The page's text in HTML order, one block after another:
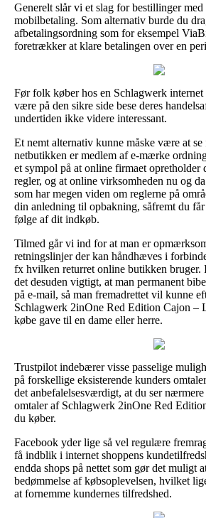
Generelt slår vi et slag for bestillinger
mobilbetaling. Som alternativ burde du
afbetalingsordning som for eksempel
foretrækker at klare betalingen over en
Før folk køber hos en Schlagwerk
være på den sikre side bese deres
undertiden ikke videre interessant.
Et nemt alternativ kunne måske være at
netbutikken er medlem af e-mærke
et sympol på at online firmaet opretholder
regler, og at online virksomheden nu og
som har megen viden om reglerne på
din anledning til opbakning, såfremt du
følge af dit indkøb.
Tilmed går vi ind for at man er
retningslinjer der kan håndhæves i
fx hvilken returret online butikken bruger.
det desuden vigtigt, at man permanent
på e-mail, så man fremadrettet vil kunne
Schlagwerk 2inOne Red Edition Cajon –
købe gave til en dame eller herre.
Trustpilot indebærer visse passelige
på forskellige eksisterende kunders
det anbefalelsesværdigt, at du ser
omtaler af Schlagwerk 2inOne Red
du køber.
Facebook yder lige så vel regulære
få indblik i internet shoppens
endda shops på nettet som gør det muligt
bedømmelse af købsoplevelsen, hvilket
at fornemme kundernes tilfredshed.